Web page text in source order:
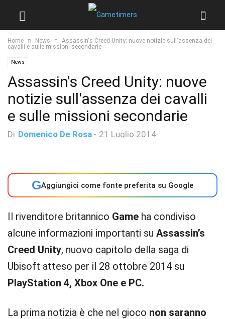
Home News
Assassin's Creed Unity: nuove notizie sull'assenza dei
cavalli e sulle missioni secondarie
News
Assassin's Creed Unity: nuove
notizie sull'assenza dei cavalli
e sulle missioni secondarie
Di Domenico De Rosa - 21 Luglio 2014
GAggiungici come fonte preferita su Google
Il rivenditore britannico Game ha condiviso
alcune informazioni importanti su Assassin’s
Creed Unity, nuovo capitolo della saga di
Ubisoft atteso per il 28 ottobre 2014 su
PlayStation 4, Xbox One e PC.
La prima notizia è che nel gioco non saranno